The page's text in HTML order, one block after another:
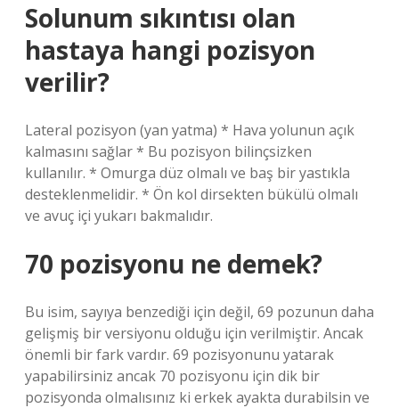
Solunum sıkıntısı olan
hastaya hangi pozisyon
verilir?
Lateral pozisyon (yan yatma) * Hava yolunun açık
kalmasını sağlar * Bu pozisyon bilinçsizken
kullanılır. * Omurga düz olmalı ve baş bir yastıkla
desteklenmelidir. * Ön kol dirsekten bükülü olmalı
ve avuç içi yukarı bakmalıdır.
70 pozisyonu ne demek?
Bu isim, sayıya benzediği için değil, 69 pozunun daha
gelişmiş bir versiyonu olduğu için verilmiştir. Ancak
önemli bir fark vardır. 69 pozisyonunu yatarak
yapabilirsiniz ancak 70 pozisyonu için dik bir
pozisyonda olmalısınız ki erkek ayakta durabilsin ve